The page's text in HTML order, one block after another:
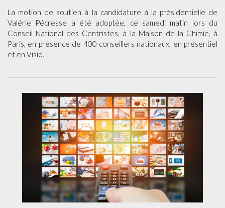
La motion de soutien à la candidature à la présidentielle de
Valérie Pécresse a été adoptée, ce samedi matin lors du
Conseil National des Centristes, à la Maison de la Chimie, à
Paris, en présence de 400 conseillers nationaux, en présentiel
et en Visio.